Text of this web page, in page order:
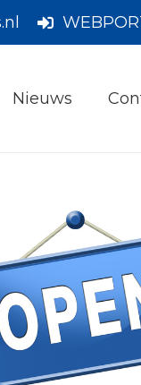
Nieuws